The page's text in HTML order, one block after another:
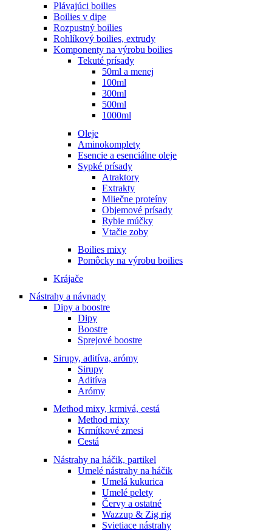
Plávajúci boilies
Boilies v dipe
Rozpustný boilies
Rohlíkový boilies, extrudy
Komponenty na výrobu boilies
Tekuté prísady
50ml a menej
100ml
300ml
500ml
1000ml
Oleje
Aminokomplety
Esencie a esenciálne oleje
Sypké prísady
Atraktory
Extrakty
Mliečne proteíny
Objemové prísady
Rybie múčky
Vtačie zoby
Boilies mixy
Pomôcky na výrobu boilies
Krájače
Nástrahy a návnady
Dipy a boostre
Dipy
Boostre
Sprejové boostre
Sirupy, aditíva, arómy
Sirupy
Aditíva
Arómy
Method mixy, krmivá, cestá
Method mixy
Krmítkové zmesi
Cestá
Nástrahy na háčik, partikel
Umelé nástrahy na háčik
Umelá kukurica
Umelé pelety
Červy a ostatné
Wazzup & Zig rig
Svietiace nástrahy